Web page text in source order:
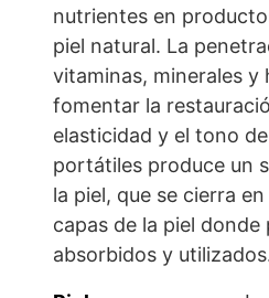
nutrientes en
piel natural. La
vitaminas, minerales y
fomentar la
elasticidad y el tono
portátiles produce un
la piel, que se cierra
capas de la piel donde
absorbidos y